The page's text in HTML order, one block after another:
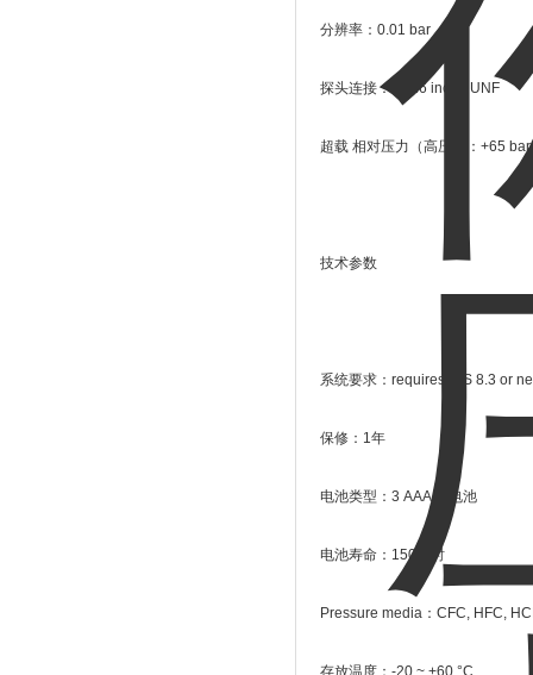
分辨率：0.01 bar
探头连接：7 / 16 inch - UNF
超载 相对压力（高压）：+65 bar
技术参数
系统要求：requires iOS 8.3 or
保修：1年
电池类型：3 AAA 充电池
电池寿命：150小时
Pressure media：CFC, HFC,
存放温度：-20 ~ +60 °C